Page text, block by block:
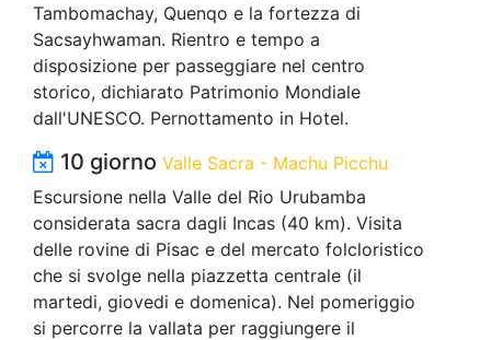
Tambomachay, Quenqo e la fortezza di
Sacsayhwaman. Rientro e tempo a
disposizione per passeggiare nel centro
storico, dichiarato Patrimonio Mondiale
dall'UNESCO. Pernottamento in Hotel.
10 giorno Valle Sacra - Machu Picchu
Escursione nella Valle del Rio Urubamba
considerata sacra dagli Incas (40 km). Visita
delle rovine di Pisac e del mercato folcloristico
che si svolge nella piazzetta centrale (il
martedi, giovedi e domenica). Nel pomeriggio
si percorre la vallata per raggiungere il